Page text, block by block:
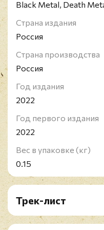
Black Metal, Death
Страна издания
Россия
Страна производства
Россия
Год издания
2022
Год первого издания
2022
Вес в упаковке (кг)
0.15
Трек-лист
1. Through The Crystal
2. We Only Saw The